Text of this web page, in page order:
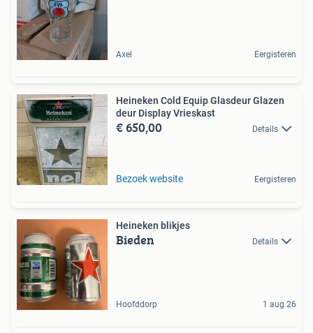
Axel Eergisteren
Heineken Cold Equip Glasdeur Glazen
deur Display Vrieskast
€ 650,00 Details
Bezoek website Eergisteren
Heineken blikjes
Bieden Details
Hoofddorp 1 aug 26